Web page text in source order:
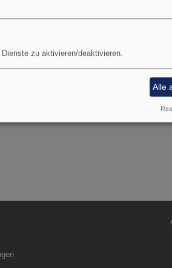
Schließtage: ca. 18 Tage /
Weihnachtferien: 2 Wochen
Sommerferien: wenige
zu aktivieren/deaktivieren.
Alle